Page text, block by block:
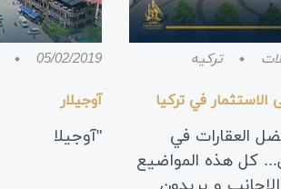
ترکیه
في تركيا
العقارات في
كل هذه المواضيع
05/02/2019
آوجیلار
"آوجیلا